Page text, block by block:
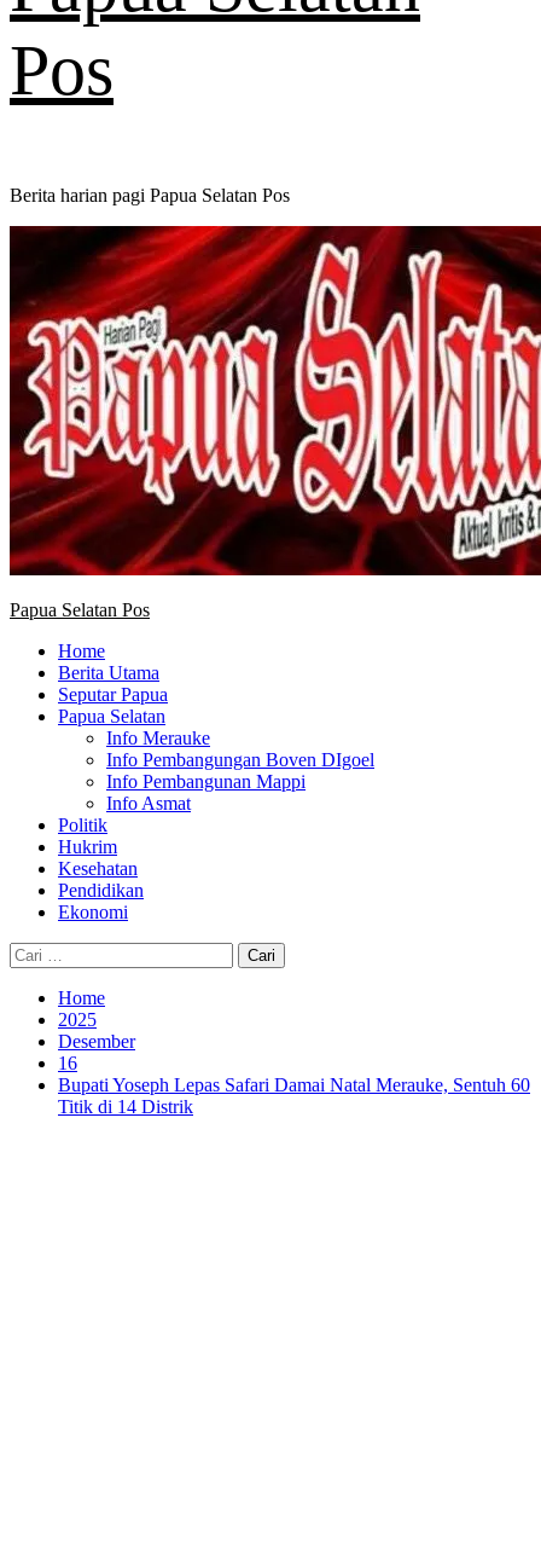
Pos
Berita harian pagi Papua Selatan Pos
Primary
Papua Selatan Pos
Home
Berita Utama
Seputar Papua
Papua Selatan
Info Merauke
Info Pembangungan Boven DIgoel
Info Pembangunan Mappi
Info Asmat
Politik
Hukrim
Kesehatan
Pendidikan
Ekonomi
Cari
untuk:
Home
2025
Desember
16
Bupati Yoseph Lepas Safari Damai Natal Merauke, Sentuh 60
Titik di 14 Distrik